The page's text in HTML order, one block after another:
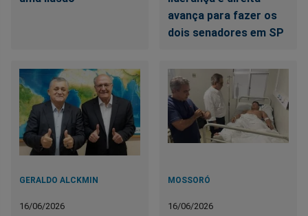
avança para fazer os
dois senadores em SP
GERALDO ALCKMIN
16/06/2026
MOSSORÓ
16/06/2026